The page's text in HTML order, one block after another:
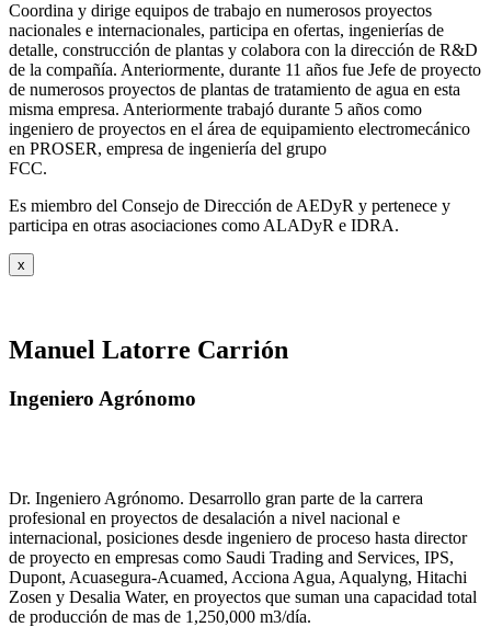
Coordina y dirige equipos de trabajo en numerosos proyectos
nacionales e internacionales, participa en ofertas, ingenierías de
detalle, construcción de plantas y colabora con la dirección de R&D
de la compañía. Anteriormente, durante 11 años fue Jefe de proyecto
de numerosos proyectos de plantas de tratamiento de agua en esta
misma empresa. Anteriormente trabajó durante 5 años como
ingeniero de proyectos en el área de equipamiento electromecánico
en PROSER, empresa de ingeniería del grupo
FCC.
Es miembro del Consejo de Dirección de AEDyR y pertenece y
participa en otras asociaciones como ALADyR e IDRA.
x
Manuel Latorre Carrión
Ingeniero Agrónomo
Dr. Ingeniero Agrónomo. Desarrollo gran parte de la carrera
profesional en proyectos de desalación a nivel nacional e
internacional, posiciones desde ingeniero de proceso hasta director
de proyecto en empresas como Saudi Trading and Services, IPS,
Dupont, Acuasegura-Acuamed, Acciona Agua, Aqualyng, Hitachi
Zosen y Desalia Water, en proyectos que suman una capacidad total
de producción de mas de 1,250,000 m3/día.